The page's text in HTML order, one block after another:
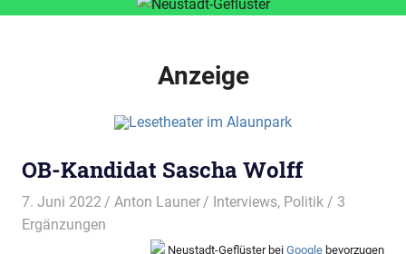
Anzeige
OB-Kandidat Sascha Wolff
7. Juni 2022 Anton Launer Interviews, Politik / 3
Ergänzungen
Neustadt-Geflüster bei Google bevorzugen